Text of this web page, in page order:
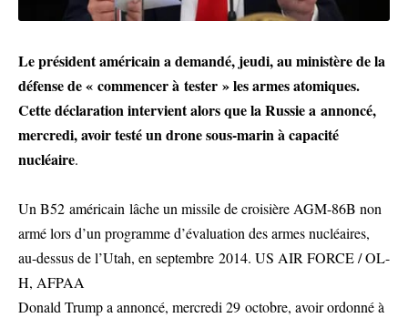
Le président américain a demandé, jeudi, au ministère de la
défense de « commencer à tester » les armes atomiques.
Cette déclaration intervient alors que la Russie a annoncé,
mercredi, avoir testé un drone sous-marin à capacité
nucléaire.
Un B52 américain lâche un missile de croisière AGM-86B non
armé lors d’un programme d’évaluation des armes nucléaires,
au-dessus de l’Utah, en septembre 2014. US AIR FORCE / OL-
H, AFPAA
Donald Trump a annoncé, mercredi 29 octobre, avoir ordonné à